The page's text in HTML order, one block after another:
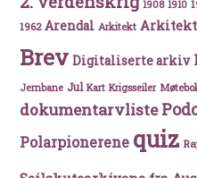
1908 1910
1962 Arendal Arkitekt
Brev Digitaliserte arkiv
Jernbane Jul Kart Krigsseiler
dokumentarvliste
Polarpionerene quiz